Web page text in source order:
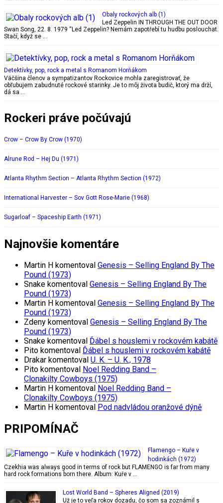
Obaly rockových alb (1)
Led Zeppelin IN THROUGH THE OUT DOOR
Swan Song, 22. 8. 1979 “Led Zeppelin? Nemám zapotřebí tu hudbu poslouchat.
Stačí, když se …
Detektívky, pop, rock a metal s Romanom Horňákom
Väčšina členov a sympatizantov Rockovice mohla zaregistrovať, že
obľubujem zabudnuté rockové starinky. Je to môj života budič, ktorý ma drží,
dá sa …
Rockeri práve počúvajú
Crow – Crow By Crow (1970)
Alrune Rod – Hej Du (1971)
Atlanta Rhythm Section – Atlanta Rhythm Section (1972)
International Harvester – Sov Gott Rose-Marie (1968)
Sugarloaf – Spaceship Earth (1971)
Najnovšie komentáre
Martin H komentoval Genesis – Selling England By The
Pound (1973)
Snake komentoval Genesis – Selling England By The
Pound (1973)
Martin H komentoval Genesis – Selling England By The
Pound (1973)
Zdeny komentoval Genesis – Selling England By The
Pound (1973)
Snake komentoval Ďábel s houslemi v rockovém kabátě
Pito komentoval Ďábel s houslemi v rockovém kabátě
Drakar komentoval U. K. – U. K., 1978
Pito komentoval Noel Redding Band –
Clonakilty Cowboys (1975)
Martin H komentoval Noel Redding Band –
Clonakilty Cowboys (1975)
Martin H komentoval Pod nadvládou oranžové dýně
PRIPOMÍNAČ
Flamengo ‎– Kuře v
hodinkách (1972)
Czekhia was always good in terms of rock but FLAMENGO is far from many
hard rock formations born there. Album: Kuře v …
Lost World Band ‎– Spheres Aligned (2019)
Už je to veľa rokov dozadu, čo som sa zoznámil s